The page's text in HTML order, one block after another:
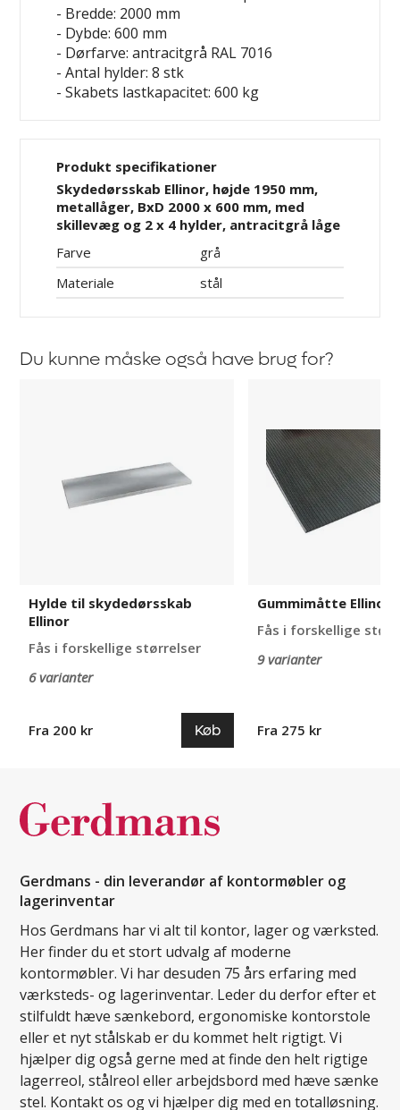
- Bredde: 2000 mm
- Dybde: 600 mm
- Dørfarve: antracitgrå RAL 7016
- Antal hylder: 8 stk
- Skabets lastkapacitet: 600 kg
Produkt specifikationer
Skydedørsskab Ellinor, højde 1950 mm,
metallåger, BxD 2000 x 600 mm, med
skillevæg og 2 x 4 hylder, antracitgrå låge
Farve
grå
Materiale
stål
Du kunne måske også have brug for?
Hylde til skydedørsskab
Ellinor
Fås i forskellige størrelser
6 varianter
Fra 200 kr Køb
Gummimåtte Ellinor
Fås i forskellige
9 varianter
Fra 275 kr
Gerdmans - din leverandør af kontormøbler og
lagerinventar
Hos Gerdmans har vi alt til kontor, lager og værksted.
Her finder du et stort udvalg af moderne
kontormøbler. Vi har desuden 75 års erfaring med
værksteds- og lagerinventar. Leder du derfor efter et
stilfuldt hæve sænkebord, ergonomiske kontorstole
eller et nyt stålskab er du kommet helt rigtigt. Vi
hjælper dig også gerne med at finde den helt rigtige
lagerreol, stålreol eller arbejdsbord med hæve sænke
stel. Kontakt os og vi hjælper dig med en totalløsning.